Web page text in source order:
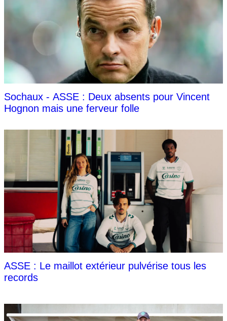
Sochaux - ASSE : Deux absents pour Vincent
Hognon mais une ferveur folle
ASSE : Le maillot extérieur pulvérise tous les
records